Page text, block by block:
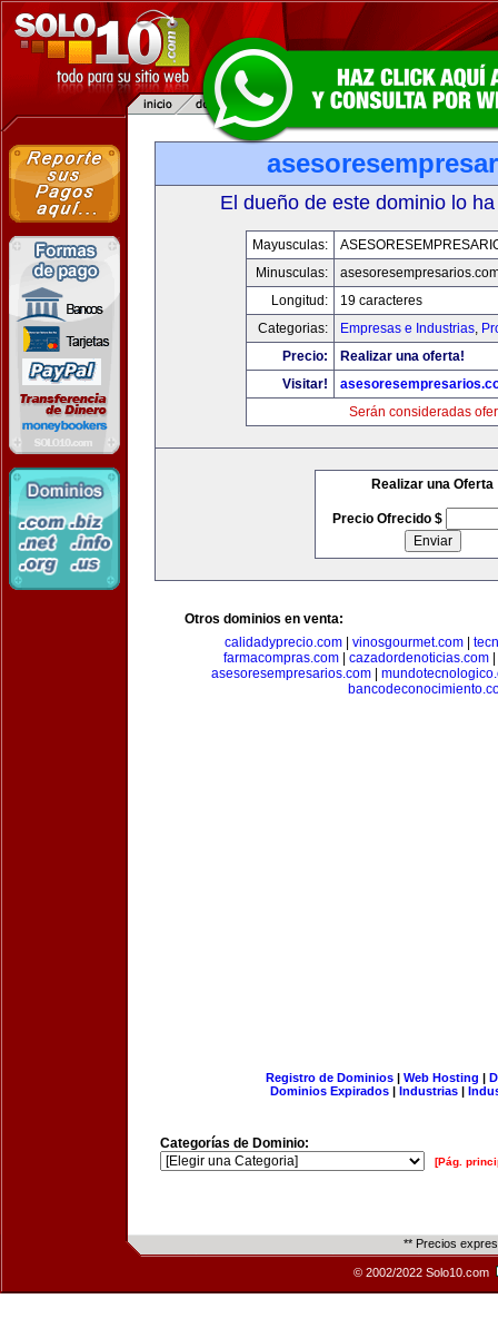
El dueño de este dominio lo
Mayusculas:
Minusculas:
Longitud:
19 caracteres
Categorias:
Empresas e Industrias,
Precio:
Realizar una oferta!
Visitar!
Serán consideradas
Realizar una Oferta
Precio Ofrecido $
Otros dominios en venta:
calidadyprecio.com
vinosgourmet.com
farmacompras.com
cazadordenoticias.com
asesoresempresarios.com
Registro de Dominios| Web Hosting |
Dominios Expirados | Industrias |
Categorías de Dominio:
[Pág.
** Precios
© 2002/2022 Solo10.com